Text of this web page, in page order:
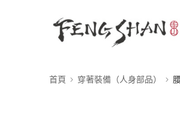
首頁 穿著裝備（人身部品）